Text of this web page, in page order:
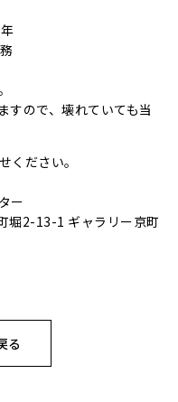
すので、壊れていても当
ください。
ー
堀2-13-1 ギャラリー京町
る